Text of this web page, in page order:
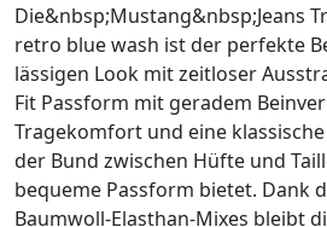
Die&nbsp;Mustang&nbsp;Jeans
retro blue wash ist der perfekte
lässigen Look mit zeitloser
Fit Passform mit geradem
Tragekomfort und eine
der Bund zwischen Hüfte und
bequeme Passform bietet. Dank
Baumwoll-Elasthan-Mixes bleibt